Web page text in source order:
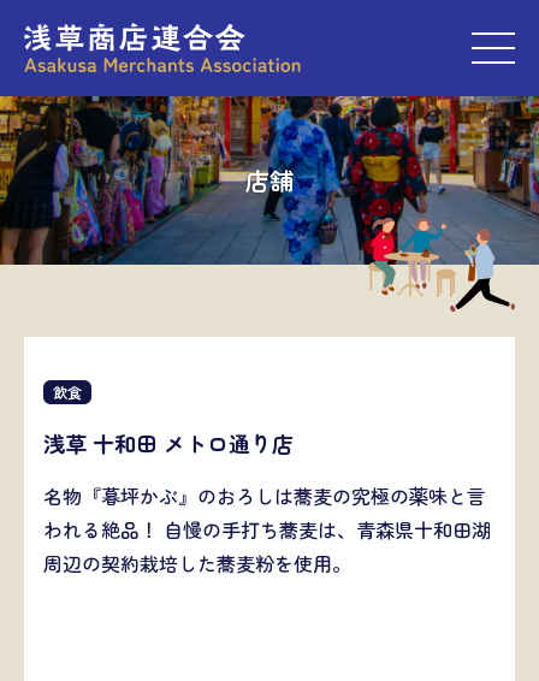
店舗
飲食
浅草 十和田 メトロ通り店
名物『暮坪かぶ』のおろしは蕎麦の究極の薬味と言
われる絶品！ 自慢の手打ち蕎麦は、青森県十和田湖
周辺の契約栽培した蕎麦粉を使用。